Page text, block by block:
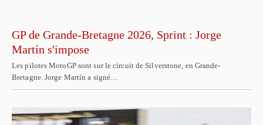
GP de Grande-Bretagne 2026, Sprint : Jorge
Martín s'impose
Les pilotes MotoGP sont sur le circuit de Silverstone, en Grande-
Bretagne. Jorge Martín a signé…